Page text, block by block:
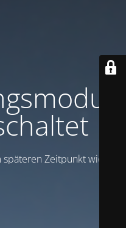
Zeitpunkt wieder